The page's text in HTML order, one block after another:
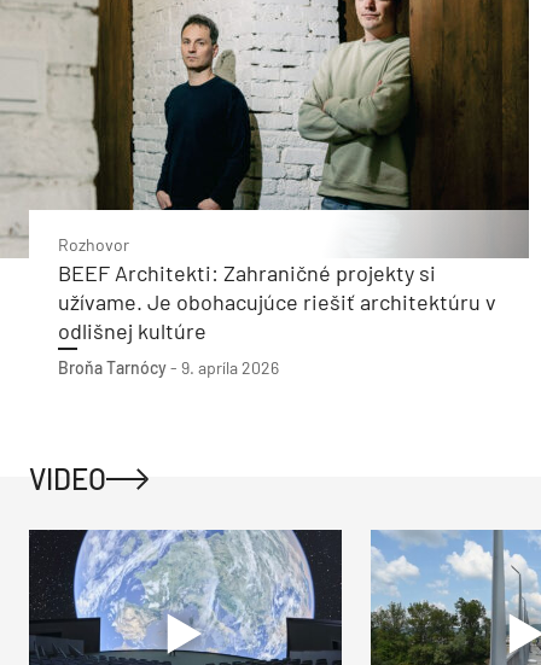
Rozhovor
BEEF Architekti: Zahraničné projekty si
užívame. Je obohacujúce riešiť architektúru v
odlišnej kultúre
Broňa Tarnócy- 9. apríla 2026
VIDEO